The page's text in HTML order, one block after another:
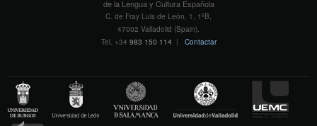
de la Lengua y Cultura Española
C. de Fray Luis de León, 1, 1ºB,
47002 Valladolid (Spain).
Tel. +34 983 150 114 | Contactar